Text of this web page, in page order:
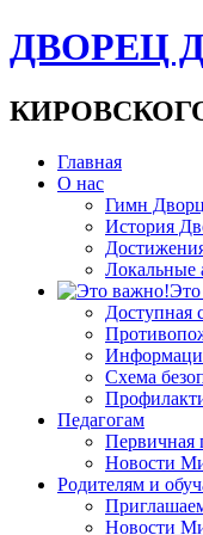
ДВОРЕЦ
Главная
О нас
Гимн
История
Доступная
Схема
Педагогам
Первичная
Новости
Родителям и
Новости